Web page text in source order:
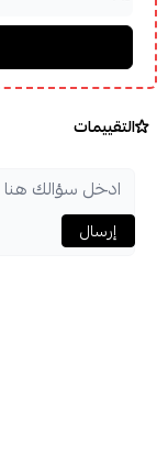
التقييمات
إرسال